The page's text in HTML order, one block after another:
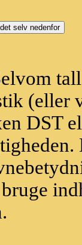
(eller
DST